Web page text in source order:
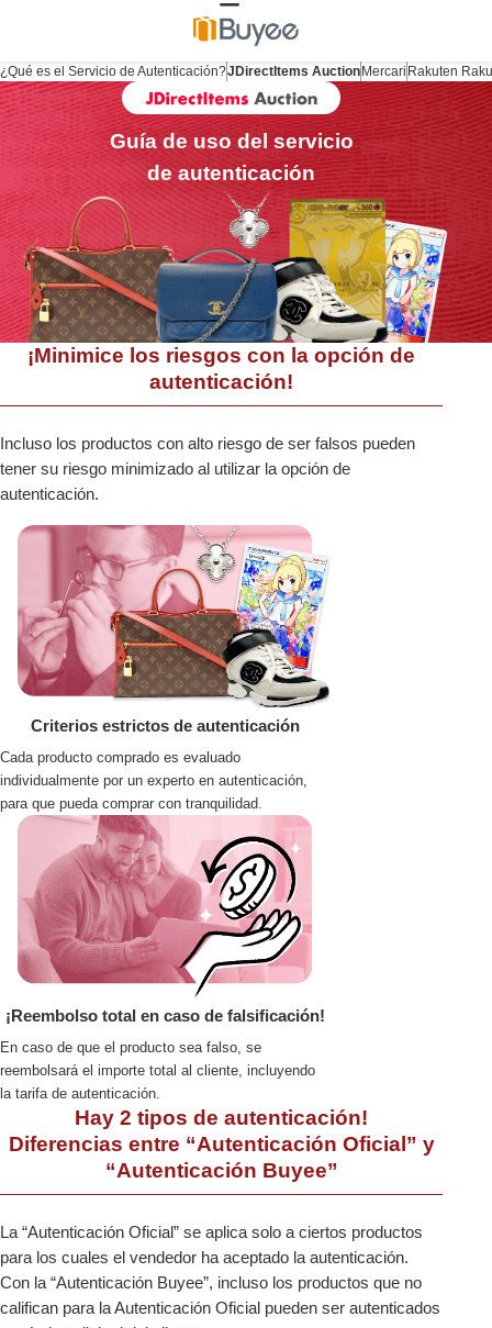
¿Qué es el Servicio de Autenticación?JDirectItems Auction Mercari Rakuten
Guía de uso del servicio
de autenticación
¡Minimice los riesgos con la opción de
autenticación!
Incluso los productos con alto riesgo de ser falsos pueden
tener su riesgo minimizado al utilizar la opción de
autenticación.
Criterios estrictos de autenticación
Cada producto comprado es evaluado
individualmente por un experto en autenticación,
para que pueda comprar con tranquilidad.
¡Reembolso total en caso de falsificación!
En caso de que el producto sea falso, se
reembolsará el importe total al cliente, incluyendo
la tarifa de autenticación.
Hay 2 tipos de autenticación!
Diferencias entre “Autenticación Oficial” y
“Autenticación Buyee”
La “Autenticación Oficial” se aplica solo a ciertos productos
para los cuales el vendedor ha aceptado la autenticación.
Con la “Autenticación Buyee”, incluso los productos que no
califican para la Autenticación Oficial pueden ser autenticados